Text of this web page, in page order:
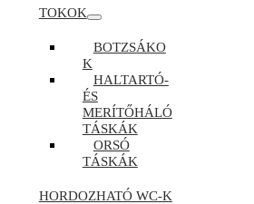
TOKOK
BOTZSÁKO
K
HALTARTÓ-
ÉS
MERÍTŐHÁLÓ
TÁSKÁK
ORSÓ
TÁSKÁK
HORDOZHATÓ WC-K